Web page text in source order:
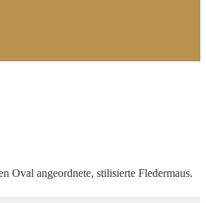
Oval angeordnete, stilisierte Fledermaus.